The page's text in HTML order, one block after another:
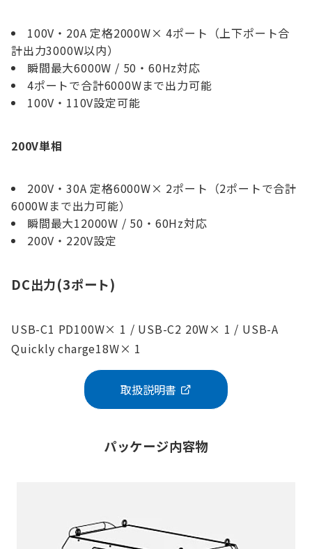
100V・20A 定格2000W× 4ポート（上下ポート合
計出力3000W以内）
瞬間最大6000W / 50・60Hz対応
4ポートで合計6000Wまで出力可能
100V・110V設定可能
200V単相
200V・30A 定格6000W× 2ポート（2ポートで合計
6000Wまで出力可能）
瞬間最大12000W / 50・60Hz対応
200V・220V設定
DC出力(3ポート)
USB-C1 PD100W× 1 / USB-C2 20W× 1 / USB-A
Quickly charge18W× 1
取扱説明書
パッケージ内容物